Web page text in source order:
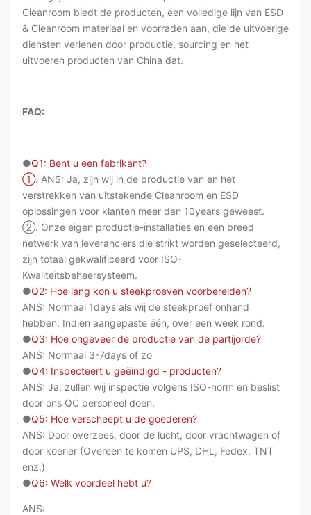
Cleanroom biedt de producten, een volledige lijn van ESD
& Cleanroom materiaal en voorraden aan, die de uitvoerige
diensten verlenen door productie, sourcing en het
uitvoeren producten van China dat.
FAQ:
●Q1: Bent u een fabrikant?
①. ANS: Ja, zijn wij in de productie van en het
verstrekken van uitstekende Cleanroom en ESD
oplossingen voor klanten meer dan 10years geweest.
②. Onze eigen productie-installaties en een breed
netwerk van leveranciers die strikt worden geselecteerd,
zijn totaal gekwalificeerd voor ISO-
Kwaliteitsbeheersysteem.
●Q2: Hoe lang kon u steekproeven voorbereiden?
ANS: Normaal 1days als wij de steekproef onhand
hebben. Indien aangepaste één, over een week rond.
●Q3: Hoe ongeveer de productie van de partijorde?
ANS: Normaal 3-7days of zo
●Q4: Inspecteert u geëindigd - producten?
ANS: Ja, zullen wij inspectie volgens ISO-norm en beslist
door ons QC personeel doen.
●Q5: Hoe verscheept u de goederen?
ANS: Door overzees, door de lucht, door vrachtwagen of
door koerier (Overeen te komen UPS, DHL, Fedex, TNT
enz.)
●Q6: Welk voordeel hebt u?
ANS: